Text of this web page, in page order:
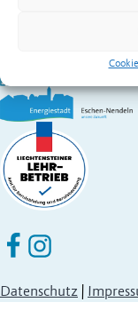
Eschen Nendeln auf
Eschen Nendeln
Datenschutz |